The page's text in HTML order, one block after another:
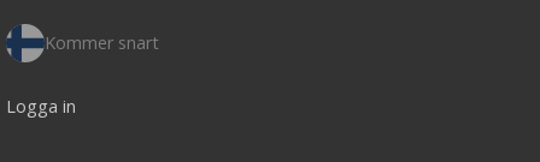
Kommer snart
Logga in